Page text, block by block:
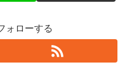
ォローする